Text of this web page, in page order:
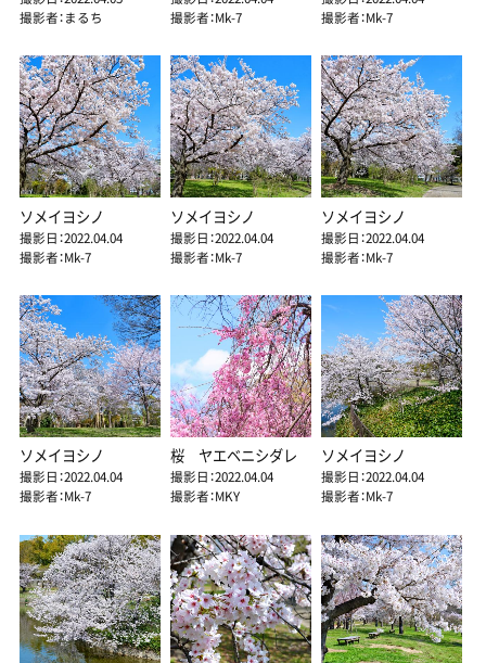
撮影者：まるち
撮影者：Mk-7
撮影者：Mk-7
ソメイヨシノ
撮影日：2022.04.04
撮影者：Mk-7
ソメイヨシノ
撮影日：2022.04.04
撮影者：Mk-7
ソメイヨシノ
撮影日：2022.04.04
撮影者：Mk-7
ソメイヨシノ
撮影日：2022.04.04
撮影者：Mk-7
桜 ヤエベニシダレ
撮影日：2022.04.04
撮影者：MKY
ソメイヨシノ
撮影日：2022.04.04
撮影者：Mk-7